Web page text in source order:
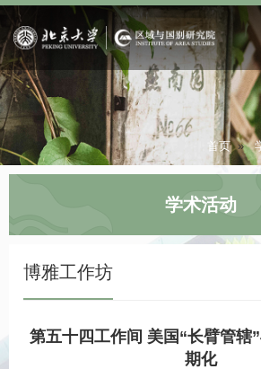
首页 »
学术活动
博雅工作坊
第五十四工作间 美国“长臂管辖
期化